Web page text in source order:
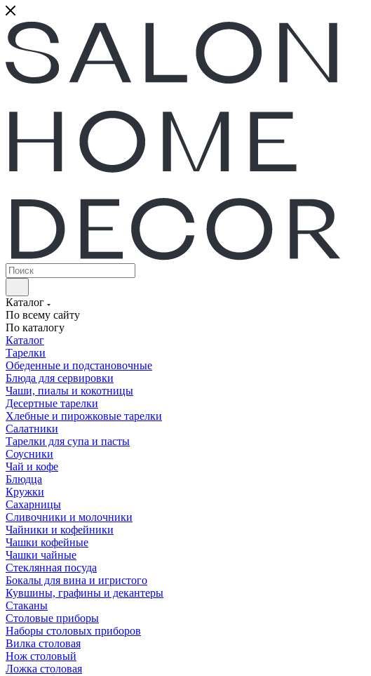
Каталог
По всему сайту
По каталогу
Каталог
Тарелки
Обеденные и подстановочные
Блюда для сервировки
Чаши, пиалы и кокотницы
Десертные тарелки
Хлебные и пирожковые тарелки
Салатники
Тарелки для супа и пасты
Соусники
Чай и кофе
Блюдца
Кружки
Сахарницы
Сливочники и молочники
Чайники и кофейники
Чашки кофейные
Чашки чайные
Стеклянная посуда
Бокалы для вина и игристого
Кувшины, графины и декантеры
Стаканы
Столовые приборы
Наборы столовых приборов
Вилка столовая
Нож столовый
Ложка столовая